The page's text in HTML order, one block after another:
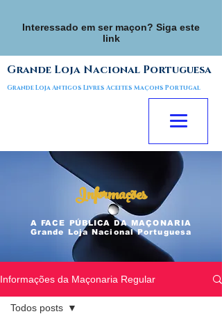
Interessado em ser maçon? Siga este
link
Grande Loja Nacional Portuguesa
Grande Loja Antigos Livres Aceites Maçons Portugal
Informações
A FACE PÚBLICA DA MAÇONARIA
Grande Loja Nacional Portuguesa
Informações da Maçonaria Regular
Todos posts